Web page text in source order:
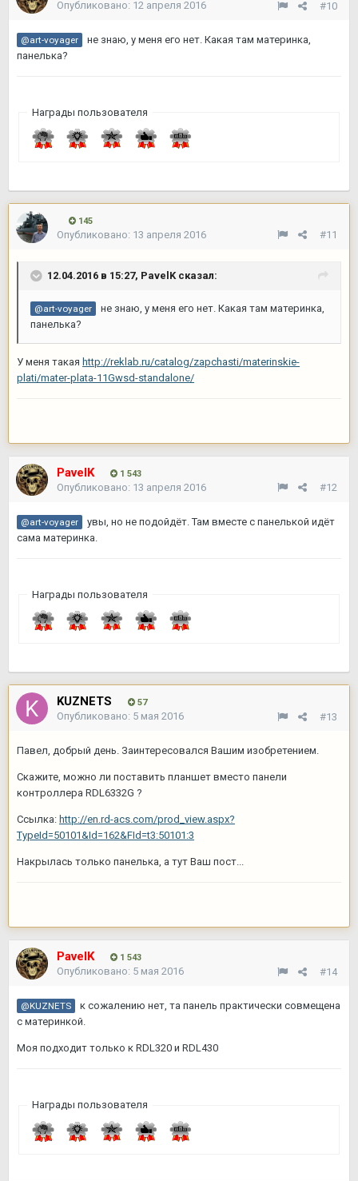
#10
Опубликовано: 12 апреля 2016
@art-voyager
не знаю, у меня его нет. Какая там материнка,
панелька?
Награды пользователя
145
#11
Опубликовано: 13 апреля 2016
12.04.2016 в 15:27, PavelK сказал:
@art-voyager
не знаю, у меня его нет. Какая там материнка,
панелька?
У меня такая http://reklab.ru/catalog/zapchasti/materinskie-
plati/mater-plata-11Gwsd-standalone/
PavelK 1 543
#12
Опубликовано: 13 апреля 2016
@art-voyager
увы, но не подойдёт. Там вместе с панелькой идёт
сама материнка.
Награды пользователя
KUZNETS 57
#13
Опубликовано: 5 мая 2016
Павел, добрый день. Заинтересовался Вашим изобретением.
Скажите, можно ли поставить планшет вместо панели
контроллера RDL6332G ?
Ссылка: http://en.rd-acs.com/prod_view.aspx?
TypeId=50101&Id=162&FId=t3:50101:3
Накрылась только панелька, а тут Ваш пост...
PavelK 1 543
#14
Опубликовано: 5 мая 2016
@KUZNETS
к сожалению нет, та панель практически совмещена
с материнкой.
Моя подходит только к RDL320 и RDL430
Награды пользователя